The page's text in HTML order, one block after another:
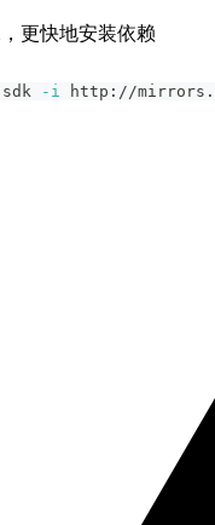
更快地安装依赖
-i http://